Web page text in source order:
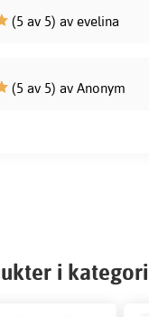
(5 av 5) av evelina
(5 av 5) av Anonym
i